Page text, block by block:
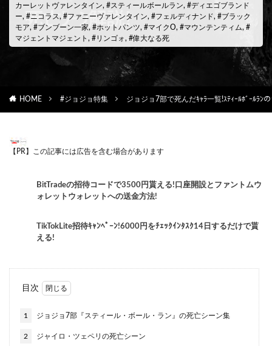
カーレットヴァレンタイン, #スティールボールラン, #ディエゴブランド
ー, #ニコラス, #ファニーヴァレンタイン, #フェルディナンド, #ブラック
モア, #ブンブーン一家, #ホットパンツ, #マイクO, #マウンテンティム, #
マジェントマジェント , #リンゴォ, #偉大なる死
HOME #ジョジョ特集 ジョジョ7部で死んだｷｬﾗ一覧!ｽﾃｨｰﾙﾎﾞｰﾙﾗﾝ
【PR】この記事には広告を含む場合があります
BitTradeの招待コードで3500円貰える!口座開設とファントムウ
ォレットウォレットへの送金方法!
TikTokLite招待ｷｬﾝﾍﾟｰﾝ!6000円をﾁｪｯｸｲﾝﾀｽｸ14日するだけで貰
える!
目次
1 ジョジョ7部『スティール・ボール・ラン』の死亡シーン集
2 ジャイロ・ツェペリの死亡シーン